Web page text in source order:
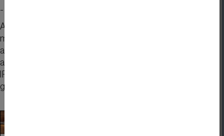
- 2" - 2.8" - 3.5" - 4.3" et plus grand
Avec ses 2", l'EA uniTFTs020 est certes minuscule,
mais la résolution fine de 320x240 pixels fait
apparaître comme par magie des images brillantes
avec un taux de 1000cd/m² croustillant. La technique
IPS assure un angle de vision panoramique
gigantesque, y compris la lisibilité en plein soleil :